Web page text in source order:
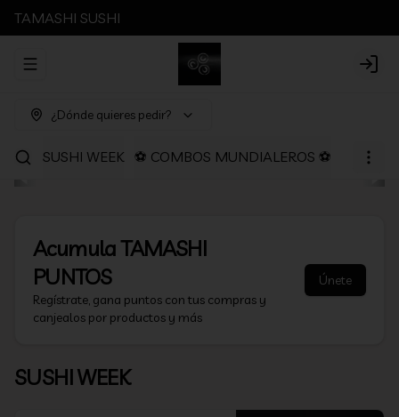
TAMASHI SUSHI
Abrir menu de navegación Login
¿Dónde quieres pedir?
SUSHI WEEK ⚽ COMBOS MUNDIALEROS ⚽
AcumulaTAMASHI
PUNTOS
Regístrate, gana puntos con tus compras y
canjealos por productos y más
Únete
SUSHI WEEK